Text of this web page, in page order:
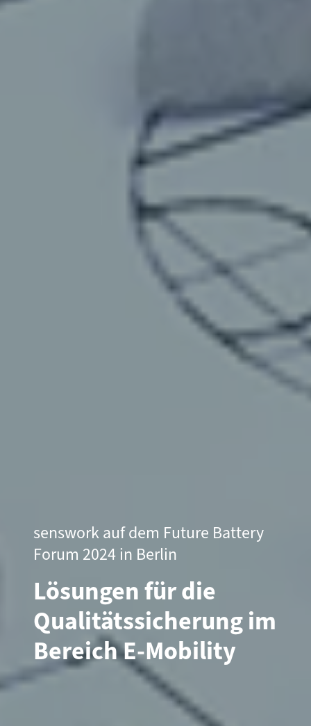
senswork auf dem Future Battery
Forum 2024 in Berlin
Lösungen für die
Qualitätssicherung im
Bereich E-Mobility